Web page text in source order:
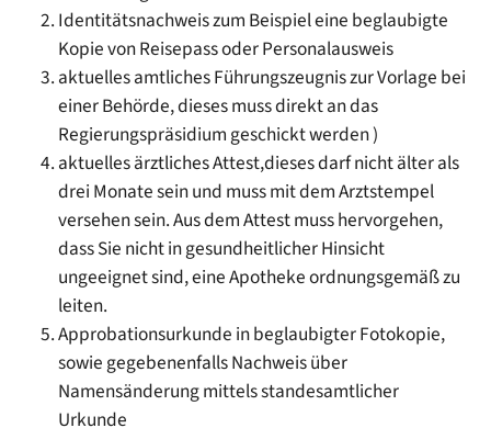
Identitätsnachweis zum Beispiel eine beglaubigte
Kopie von Reisepass oder Personalausweis
aktuelles amtliches Führungszeugnis zur Vorlage bei
einer Behörde, dieses muss direkt an das
Regierungspräsidium geschickt werden )
aktuelles ärztliches Attest,dieses darf nicht älter als
drei Monate sein und muss mit dem Arztstempel
versehen sein. Aus dem Attest muss hervorgehen,
dass Sie nicht in gesundheitlicher Hinsicht
ungeeignet sind, eine Apotheke ordnungsgemäß zu
leiten.
Approbationsurkunde in beglaubigter Fotokopie,
sowie gegebenenfalls Nachweis über
Namensänderung mittels standesamtlicher
Urkunde